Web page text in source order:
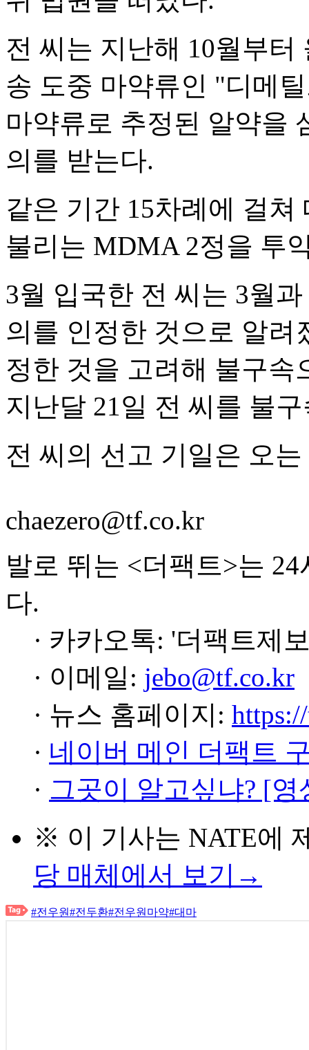
전 씨는 지난해 10월부
송 도중 마약류인 "디메
마약류로 추정된 알약을
의를 받는다.
같은 기간 15차례에 걸
불리는 MDMA 2정을 투
3월 입국한 전 씨는 3월
의를 인정한 것으로 알려
정한 것을 고려해 불구속
지난달 21일 전 씨를 불
전 씨의 선고 기일은 오
chaezero@tf.co.kr
발로 뛰는 <더팩트>는
다.
· 카카오톡: '더팩트제
· 이메일: jebo@tf.co.kr
· 뉴스 홈페이지:
· 네이버 메인 더팩트
· 그곳이 알고싶냐? [
※ 이 기사는 NATE에
당 매체에서 보기→
#전우원#전두환#전우원마약#대마